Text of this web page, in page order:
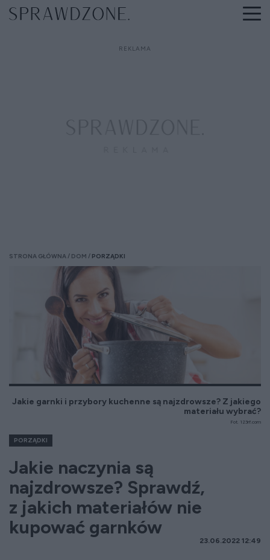
STRONA GŁÓWNA DOM PORZĄDKI
Jakie garnki i przybory kuchenne są najzdrowsze? Z jakiego
materiału wybrać?
Fot. 123rf.com
PORZĄDKI
Jakie naczynia są
najzdrowsze? Sprawdź,
z jakich materiałów nie
kupować garnków
23.06.2022 12:49